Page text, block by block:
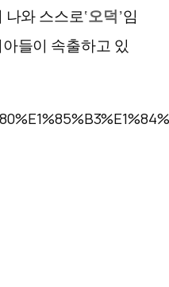
나와 스스로‘오덕’임
들이 속출하고 있